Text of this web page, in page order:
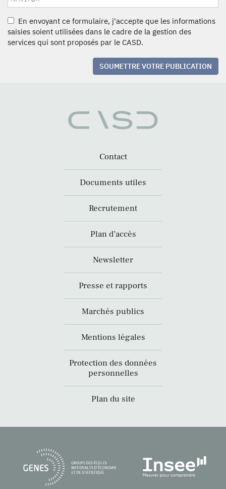
En envoyant ce formulaire, j'accepte que les informations
saisies soient utilisées dans le cadre de la gestion des
services qui sont proposés par le CASD.
SOUMETTRE VOTRE PUBLICATION
Contact
Documents utiles
Recrutement
Plan d’accès
Newsletter
Presse et rapports
Marchés publics
Mentions légales
Protection des données
personnelles
Plan du site